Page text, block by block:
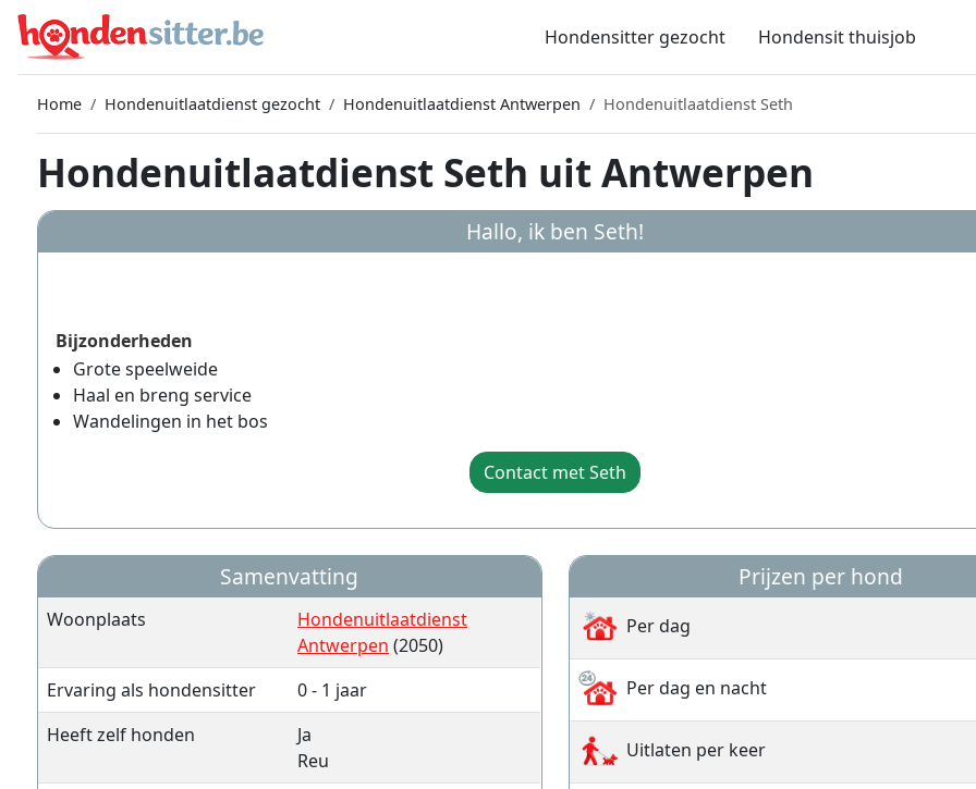
Hondensitter gezocht Hondensit thuisjob
Home Hondenuitlaatdienst gezocht Hondenuitlaatdienst Antwerpen Hondenuitlaatdienst Seth
Hondenuitlaatdienst Seth uit Antwerpen
Hallo, ik ben Seth!
Bijzonderheden
Grote speelweide
Haal en breng service
Wandelingen in het bos
Contact met Seth
Samenvatting
Woonplaats
Hondenuitlaatdienst
Antwerpen (2050)
Ervaring als hondensitter
0 - 1 jaar
Heeft zelf honden
Ja
Reu
Prijzen per hond
Per dag
Per dag en nacht
Uitlaten per keer